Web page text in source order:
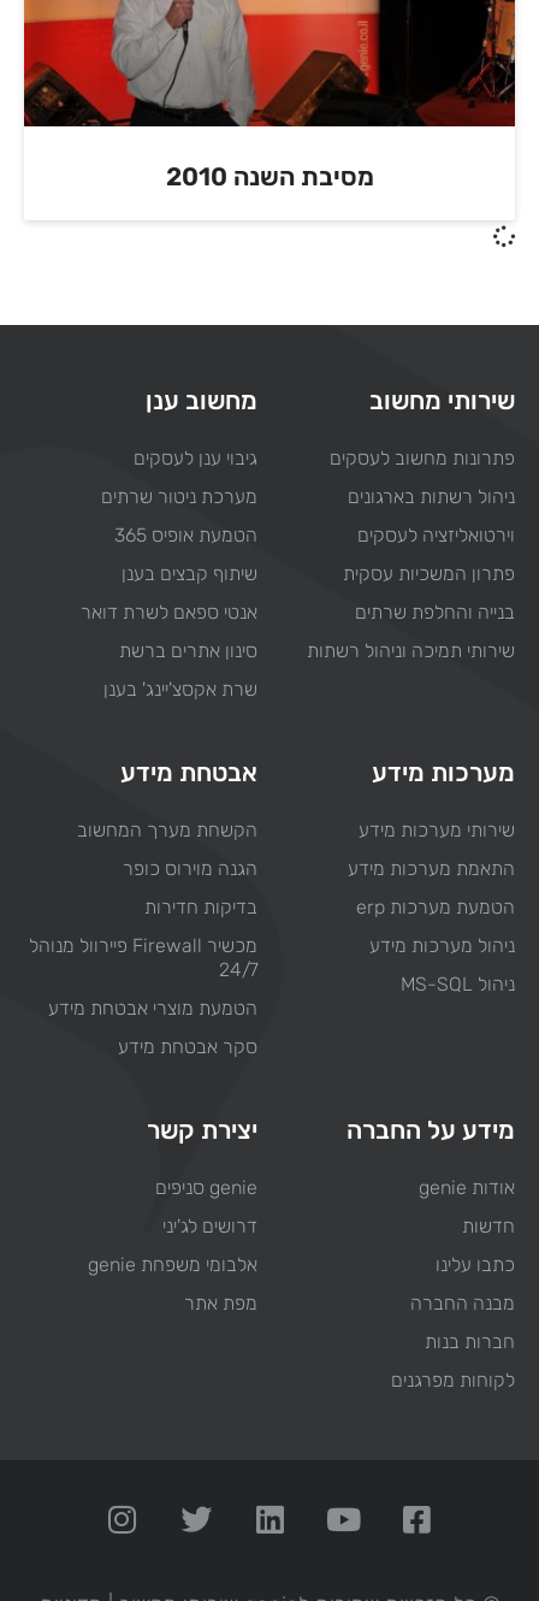
מסיבת השנה 2010
שירותי מחשוב
פתרונות מחשוב לעסקים
ניהול רשתות בארגונים
וירטואליזציה לעסקים
פתרון המשכיות עסקית
בנייה והחלפת שרתים
שירותי תמיכה וניהול רשתות
מחשוב ענן
גיבוי ענן לעסקים
מערכת ניטור שרתים
הטמעת אופיס 365
שיתוף קבצים בענן
אנטי ספאם לשרת דואר
סינון אתרים ברשת
שרת אקסצ'יינג' בענן
מערכות מידע
שירותי מערכות מידע
התאמת מערכות מידע
הטמעת מערכות erp
ניהול מערכות מידע
ניהול MS-SQL
אבטחת מידע
הקשחת מערך המחשוב
הגנה מוירוס כופר
בדיקות חדירות
מכשיר Firewall פיירוול מנוהל
24/7
הטמעת מוצרי אבטחת מידע
סקר אבטחת מידע
מידע על החברה
אודות genie
חדשות
כתבו עלינו
מבנה החברה
חברות בנות
לקוחות מפרגנים
יצירת קשר
genie סניפים
דרושים לג'יני
אלבומי משפחת genie
מפת אתר